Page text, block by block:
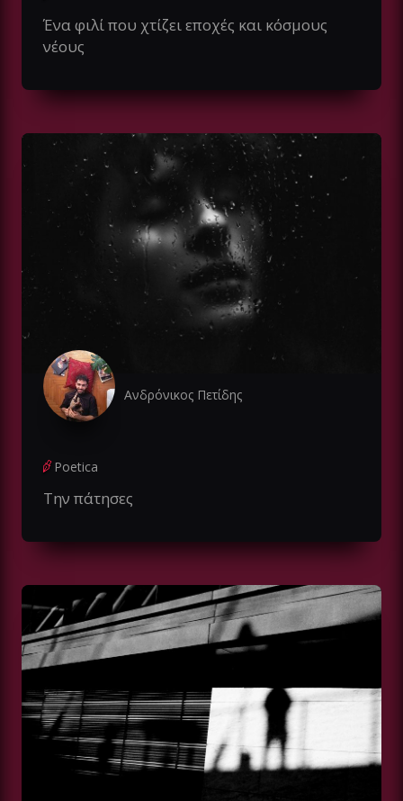
Ένα φιλί που χτίζει εποχές και κόσμους
νέους
Ανδρόνικος Πετίδης
Poetica
Την πάτησες